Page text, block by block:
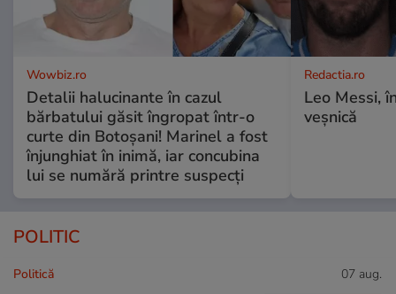
Wowbiz.ro
Detalii halucinante în cazul
bărbatului găsit îngropat într-o
curte din Botoșani! Marinel a fost
înjunghiat în inimă, iar concubina
lui se numără printre suspecți
Redactia.ro
Leo Messi,
veșnică
POLITIC
Politică 07 aug.